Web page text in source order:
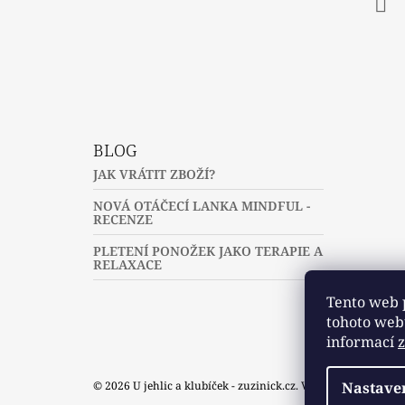
Tento web
tohoto
informací
BLOG
JAK VRÁTIT ZBOŽÍ?
NOVÁ OTÁČECÍ LANKA MINDFUL -
RECENZE
PLETENÍ PONOŽEK JAKO TERAPIE A
RELAXACE
© 2026 U jehlic a klubíček - zuzinick.cz. Všechna práva